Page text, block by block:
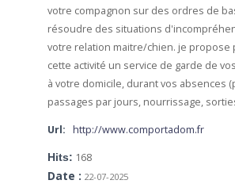
votre compagnon sur des ordres de
résoudre des situations
votre relation maitre/chien. je propose
cette activité un service de garde de
à votre domicile, durant vos absences
passages par jours, nourrissage,
Url: http://www.comportadom.fr
Hits: 168
Date : 22-07-2025